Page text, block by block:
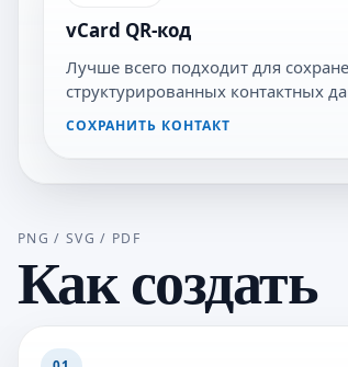
vCard QR-код
Лучше всего подходит для
структурированных контактных
СОХРАНИТЬ КОНТАКТ
PNG / SVG / PDF
Как создать